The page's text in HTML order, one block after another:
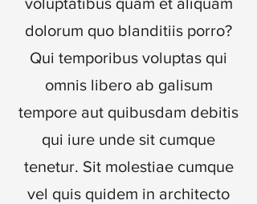
dolorum quo blanditiis porro?
Qui temporibus voluptas qui
omnis libero ab galisum
tempore aut quibusdam debitis
qui iure unde sit cumque
tenetur. Sit molestiae cumque
vel quis quidem in architecto